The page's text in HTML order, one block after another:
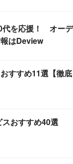
代を応援！ オーデ
はDeview
すすめ11選【徹底
おすすめ40選